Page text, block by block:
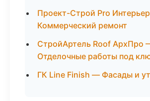
Проект-Строй Pro
Коммерческий ремонт
СтройАртель Roof АрхПро
Отделочные работы под
ГК Line Finish — Фасады и